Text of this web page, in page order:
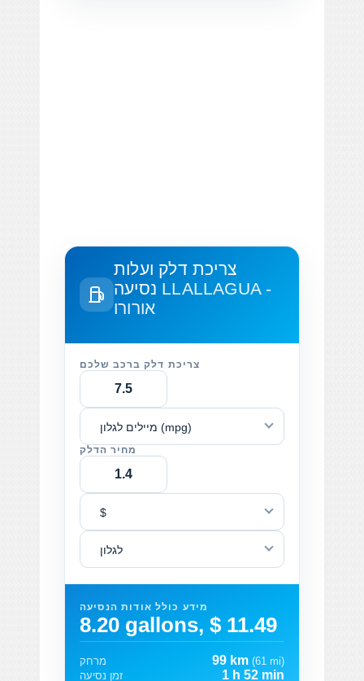
צריכת דלק ועלות
LLALLAGUA -
אורורו
צריכת דלק ברכב שלכם
מיילים לגלון (mpg)
מחיר הדלק
$
לגלון
מידע כולל אודות הנסיעה
8.20 gallons, $ 11.49
מרחק 99 km (61 mi)
זמן נסיעה
1 h 52 min